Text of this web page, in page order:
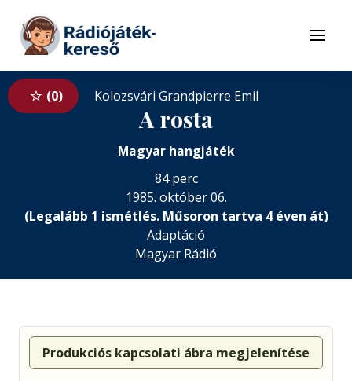
Tovább a tartalomhoz
Menü
0 Kolozsvári Grandpierre Emil
A rosta
Magyar hangjáték
84 perc
1985. október 06.
(Legalább 1 ismétlés. Műsoron tartva 4 éven át)
Adaptáció
Magyar Rádió
Produkciós kapcsolati ábra megjelenítése